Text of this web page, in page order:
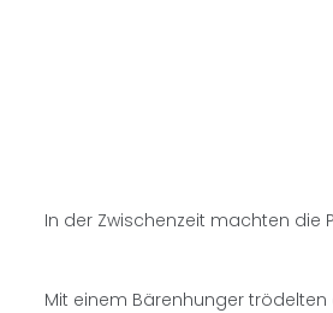
In der Zwischenzeit machten die
Mit einem Bärenhunger